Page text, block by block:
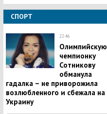
СПОРТ
22:46
​Олимпийскую
чемпионку
Сотникову
обманула
гадалка – не приворожила
возлюбленного и сбежала на
Украину